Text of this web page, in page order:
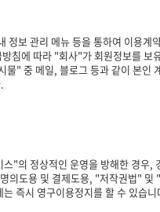
보 관리 메뉴 등을 통하여 이용
에 따라 "회사"가 회원정보를 보
" 중 메일, 블로그 등과 같이 본인
의 정상적인 운영을 방해한 경우,
도용 및 결제도용, "저작권법" 및
즉시 영구이용정지를 할 수 있